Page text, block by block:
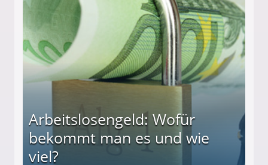
Arbeitslosengeld: Wofür
bekommt man es und wie
viel?